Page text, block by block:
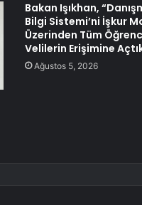
Bakan Işıkhan,
Bilgi Sistemi’ni İşkur
Üzerinden Tüm
Velilerin Erişimine
Ağustos 5, 2026